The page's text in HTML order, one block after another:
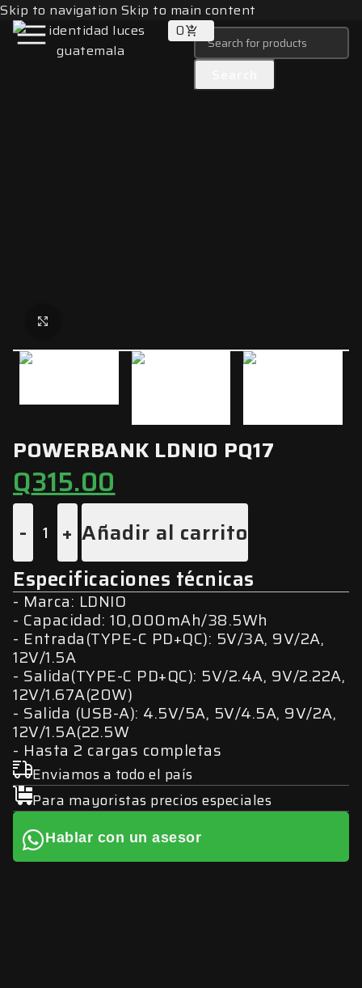
Skip to navigation Skip to main content
0
POWERBANK LDNIO PQ17
Q315.00
- + Añadir al carrito
Especificaciones técnicas
Marca: LDNIO
Capacidad: 10,000mAh/38.5Wh
Entrada(TYPE-C PD+QC): 5V/3A, 9V/2A,
12V/1.5A
Salida(TYPE-C PD+QC): 5V/2.4A, 9V/2.22A,
12V/1.67A(20W)
Salida (USB-A): 4.5V/5A, 5V/4.5A, 9V/2A,
12V/1.5A(22.5W
Hasta 2 cargas completas
Enviamos a todo el país
Para mayoristas precios especiales
Hablar con un asesor